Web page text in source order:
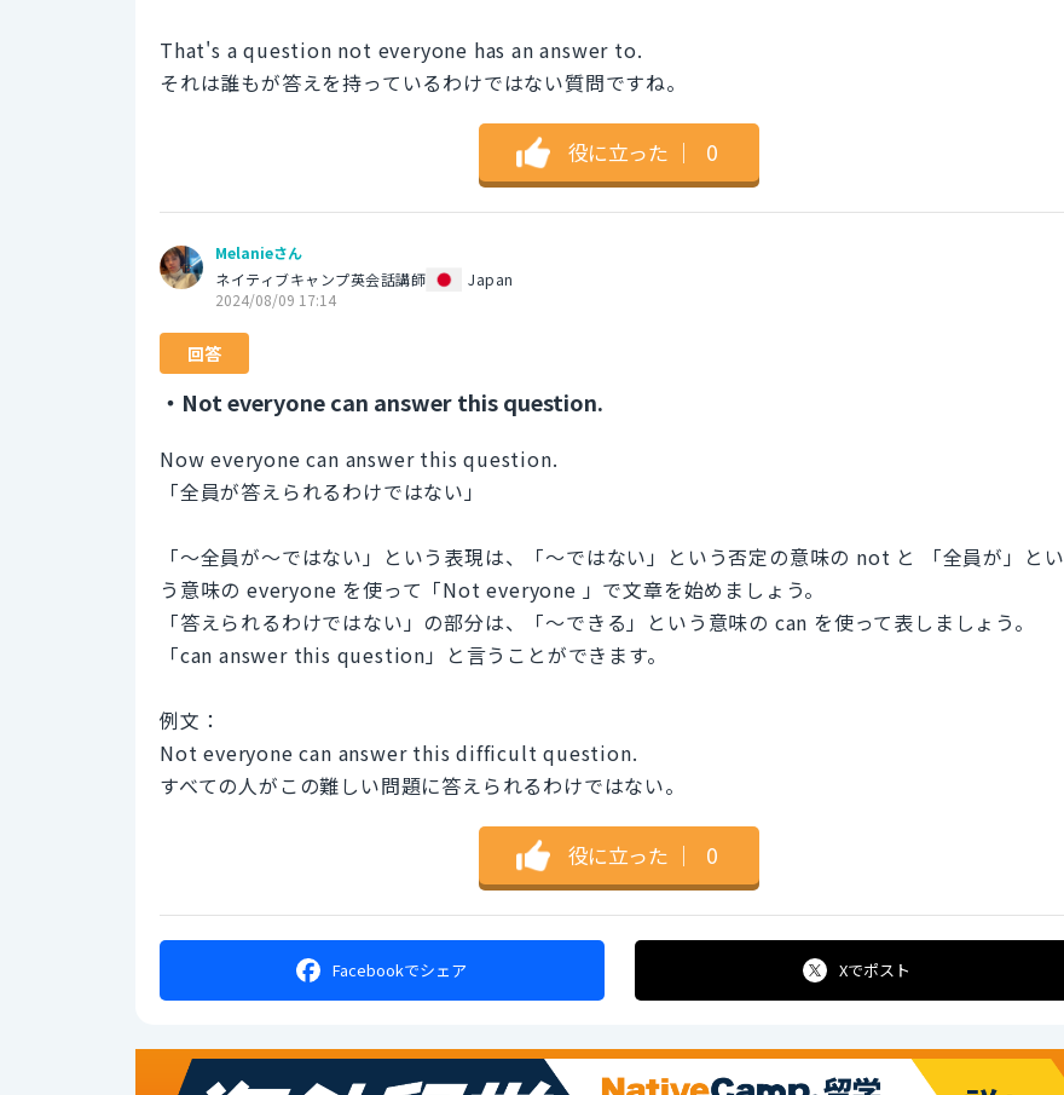
That's a question not everyone has an answer to.
それは誰もが答えを持っているわけではない質問ですね。
役に立った ｜ 0
Melanieさん
ネイティブキャンプ英会話講師
Japan
2024/08/09 17:14
回答
・Not everyone can answer this question.
Now everyone can answer this question.
「全員が答えられるわけではない」
「〜全員が〜ではない」という表現は、「〜ではない」という否定の意味の not と 「全員が」とい
う意味の everyone を使って「Not everyone 」で文章を始めましょう。
「答えられるわけではない」の部分は、「〜できる」という意味の can を使って表しましょう。
「can answer this question」と言うことができます。
例文：
Not everyone can answer this difficult question.
すべての人がこの難しい問題に答えられるわけではない。
役に立った ｜ 0
Facebookでシェア Xでポスト